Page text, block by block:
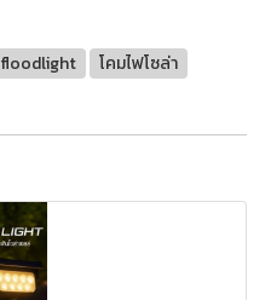
floodlight โคมไฟโซล่า